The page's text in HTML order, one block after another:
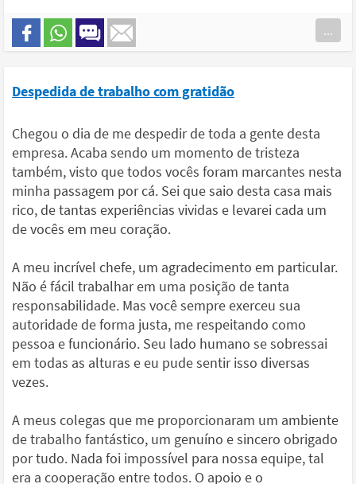
...
Despedida de trabalho com gratidão
Chegou o dia de me despedir de toda a gente desta
empresa. Acaba sendo um momento de tristeza
também, visto que todos vocês foram marcantes nesta
minha passagem por cá. Sei que saio desta casa mais
rico, de tantas experiências vividas e levarei cada um
de vocês em meu coração.
A meu incrível chefe, um agradecimento em particular.
Não é fácil trabalhar em uma posição de tanta
responsabilidade. Mas você sempre exerceu sua
autoridade de forma justa, me respeitando como
pessoa e funcionário. Seu lado humano se sobressai
em todas as alturas e eu pude sentir isso diversas
vezes.
A meus colegas que me proporcionaram um ambiente
de trabalho fantástico, um genuíno e sincero obrigado
por tudo. Nada foi impossível para nossa equipe, tal
era a cooperação entre todos. O apoio e o